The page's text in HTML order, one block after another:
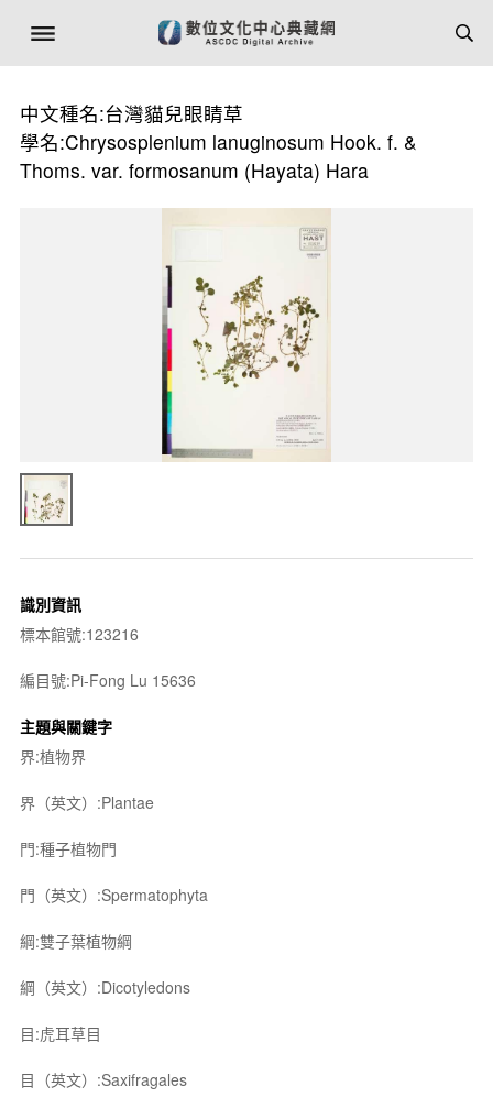
中文種名:台灣貓兒眼睛草
學名:Chrysosplenium lanuginosum Hook. f. &
Thoms. var. formosanum (Hayata) Hara
識別資訊
標本館號:123216
編目號:Pi-Fong Lu 15636
主題與關鍵字
界:植物界
界（英文）:Plantae
門:種子植物門
門（英文）:Spermatophyta
綱:雙子葉植物綱
綱（英文）:Dicotyledons
目:虎耳草目
目（英文）:Saxifragales